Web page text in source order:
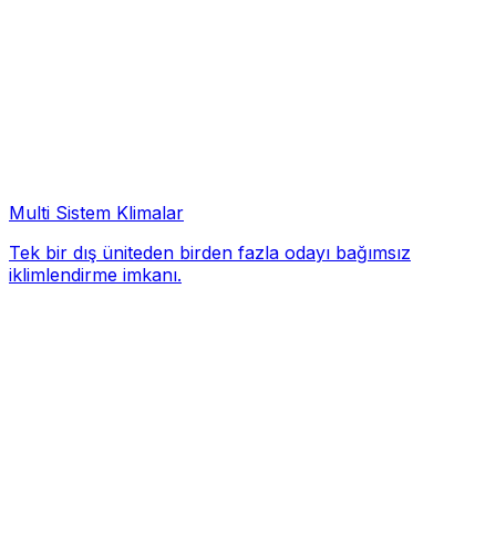
Multi Sistem Klimalar
Tek bir dış üniteden birden fazla odayı bağımsız
iklimlendirme imkanı.